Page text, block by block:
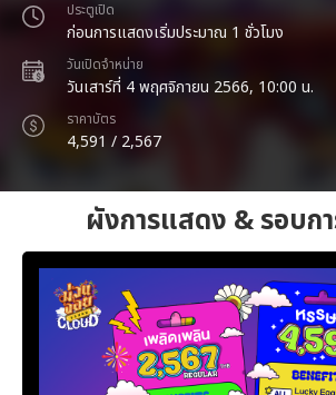
ประตูเปิด
ก่อนการแสดงเริ่มประมาณ 1 ชั่วโมง
วันเปิดจำหน่าย
วันเสาร์ที่ 4 พฤศจิกายน 2566, 10:00 น.
ราคาบัตร
4,591 / 2,567
ผังการแสดง & รอบก